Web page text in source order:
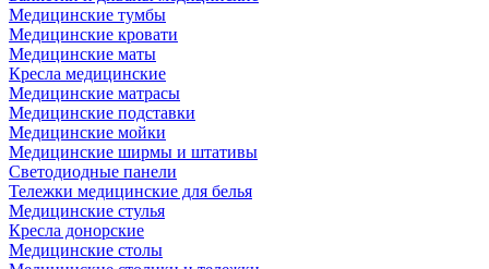
Медицинские тумбы
Медицинские кровати
Медицинские маты
Кресла медицинские
Медицинские матрасы
Медицинские подставки
Медицинские мойки
Медицинские ширмы и штативы
Светодиодные панели
Тележки медицинские для белья
Медицинские стулья
Кресла донорские
Медицинские столы